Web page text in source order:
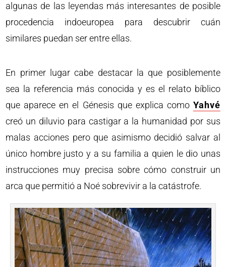
algunas de las leyendas más interesantes de posible
procedencia indoeuropea para descubrir cuán
similares puedan ser entre ellas.
En primer lugar cabe destacar la que posiblemente
sea la referencia más conocida y es el relato bíblico
que aparece en el Génesis que explica como Yahvé
creó un diluvio para castigar a la humanidad por sus
malas acciones pero que asimismo decidió salvar al
único hombre justo y a su familia a quien le dio unas
instrucciones muy precisa sobre cómo construir un
arca que permitió a Noé sobrevivir a la catástrofe.